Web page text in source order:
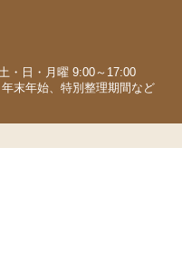
・日・月曜 9:00～17:00
末年始、特別整理期間など